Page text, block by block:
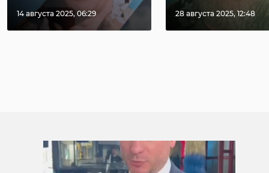
14 августа 2025, 06:29 28 августа 2025, 12:48